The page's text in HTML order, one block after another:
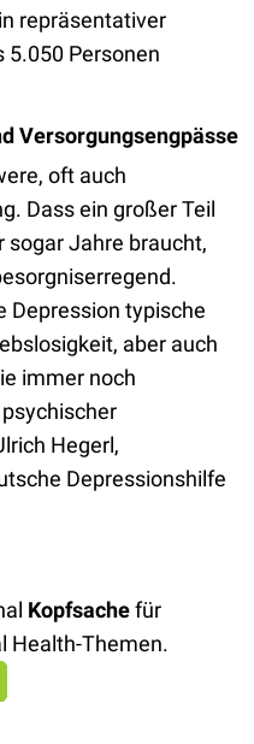
repräsentativer
5.050 Personen
Versorgungsengpässe
oft auch
Dass ein großer Teil
Jahre braucht,
Depression typische
aber auch
immer noch
Hegerl,
Depressionshilfe
Kopfsachefür
Health-Themen.